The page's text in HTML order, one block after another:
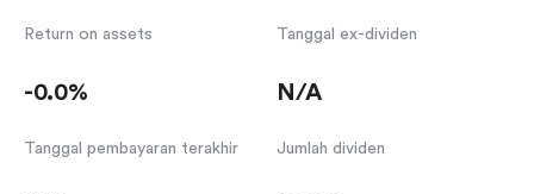
Return on assets
-0.0%
Tanggal ex-dividen
N/A
Tanggal pembayaran terakhir Jumlah dividen